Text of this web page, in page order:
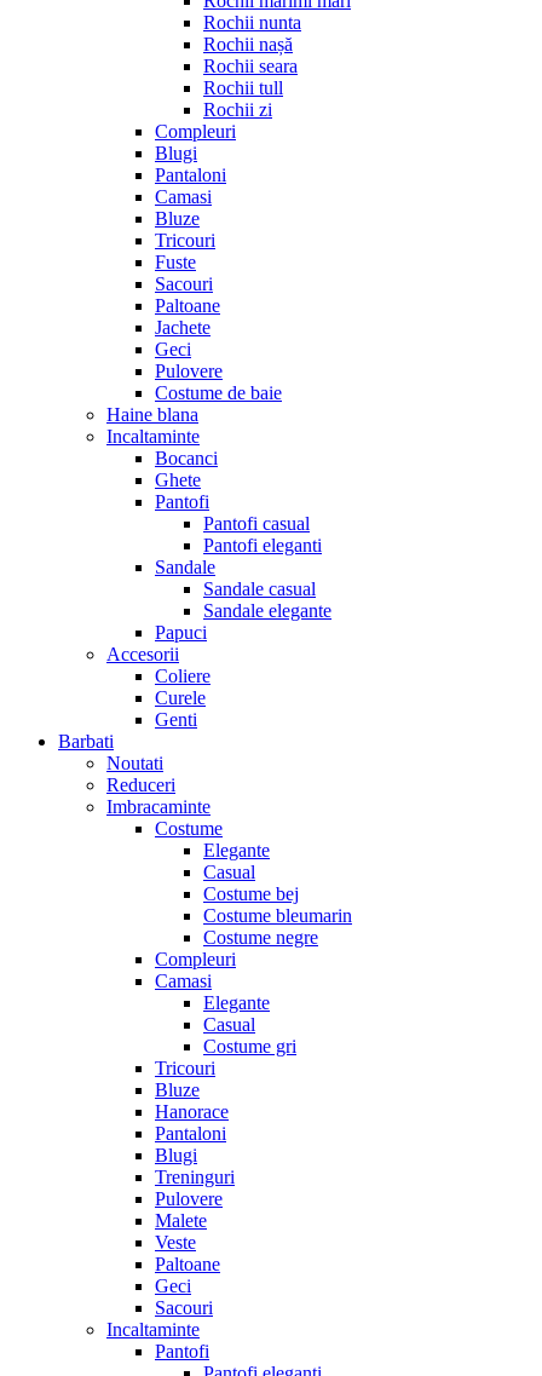
Rochii nunta
Rochii nașă
Rochii seara
Rochii tull
Rochii zi
Compleuri
Blugi
Pantaloni
Camasi
Bluze
Tricouri
Fuste
Sacouri
Paltoane
Jachete
Geci
Pulovere
Costume de baie
Haine blana
Incaltaminte
Bocanci
Ghete
Pantofi
Pantofi casual
Pantofi eleganti
Sandale
Sandale casual
Sandale elegante
Papuci
Accesorii
Coliere
Curele
Genti
Barbati
Noutati
Reduceri
Imbracaminte
Costume
Elegante
Casual
Costume bej
Costume bleumarin
Costume negre
Compleuri
Camasi
Elegante
Casual
Costume gri
Tricouri
Bluze
Hanorace
Pantaloni
Blugi
Treninguri
Pulovere
Malete
Veste
Paltoane
Geci
Sacouri
Incaltaminte
Pantofi